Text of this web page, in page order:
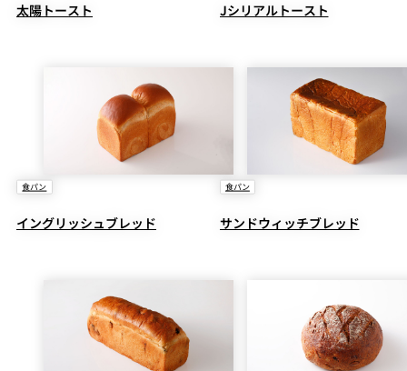
太陽トースト Jシリアルトースト
食パン
イングリッシュブレッド
食パン
サンドウィッチブレッド